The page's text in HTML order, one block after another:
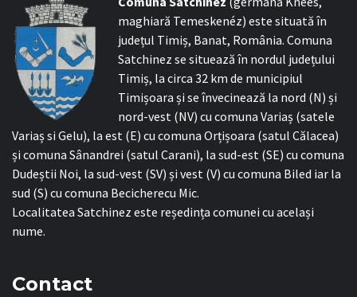
maghiară Temeskenéz) este situată în
județul Timiș, Banat, România. Comuna
Satchinez se situează în nordul județului
Timiș, la circa 32 km de municipiul
Timișoara și se învecinează la nord (N) și
nord-vest (NV) cu comuna Variaș (satele
Variaș si Gelu), la est (E) cu comuna Orțișoara (satul Călacea)
și comuna Sânandrei (satul Carani), la sud-est (SE) cu comuna
Dudeștii Noi, la sud-vest (SV) și vest (V) cu comuna Biled iar la
sud (S) cu comuna Becicherecu Mic.
Localitatea Satchinez este reședința comunei cu același
nume.
Contact